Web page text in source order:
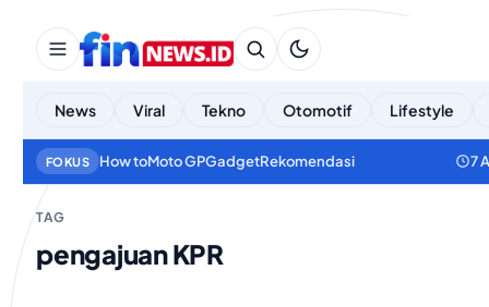
News Viral Tekno Otomotif Lifestyle
FOKUS How toMoto GPGadgetRekomendasi 7
TAG
pengajuan KPR